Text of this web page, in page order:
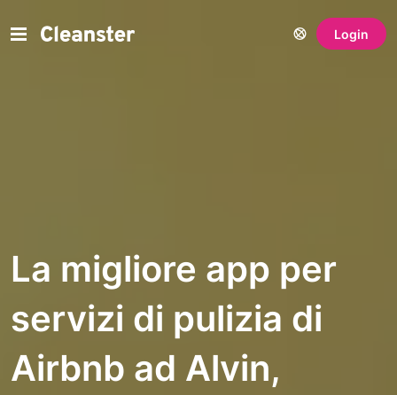
Login
La migliore app per
servizi di pulizia di
Airbnb ad Alvin,